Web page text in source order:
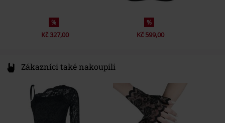
%
Kč 327,00
%
Kč 599,00
Zákazníci také nakoupili